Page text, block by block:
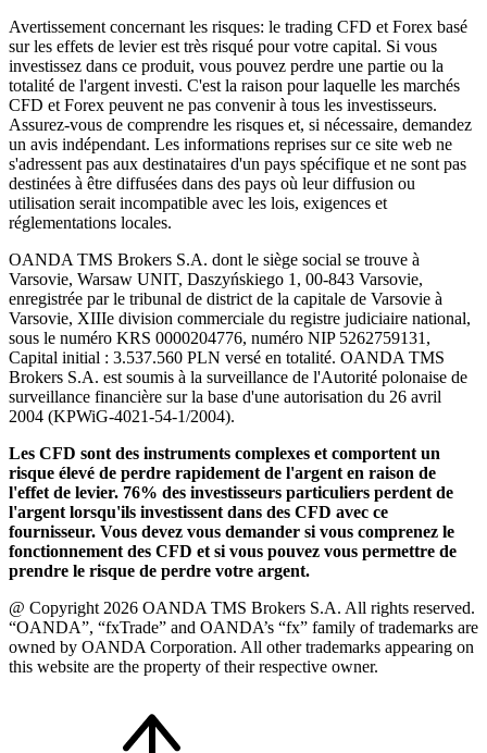
Avertissement concernant les risques: le trading CFD et Forex basé
sur les effets de levier est très risqué pour votre capital. Si vous
investissez dans ce produit, vous pouvez perdre une partie ou la
totalité de l'argent investi. C'est la raison pour laquelle les marchés
CFD et Forex peuvent ne pas convenir à tous les investisseurs.
Assurez-vous de comprendre les risques et, si nécessaire, demandez
un avis indépendant. Les informations reprises sur ce site web ne
s'adressent pas aux destinataires d'un pays spécifique et ne sont pas
destinées à être diffusées dans des pays où leur diffusion ou
utilisation serait incompatible avec les lois, exigences et
réglementations locales.
OANDA TMS Brokers S.A. dont le siège social se trouve à
Varsovie, Warsaw UNIT, Daszyńskiego 1, 00-843 Varsovie,
enregistrée par le tribunal de district de la capitale de Varsovie à
Varsovie, XIIIe division commerciale du registre judiciaire national,
sous le numéro KRS 0000204776, numéro NIP 5262759131,
Capital initial : 3.537.560 PLN versé en totalité. OANDA TMS
Brokers S.A. est soumis à la surveillance de l'Autorité polonaise de
surveillance financière sur la base d'une autorisation du 26 avril
2004 (KPWiG-4021-54-1/2004).
Les CFD sont des instruments complexes et comportent un
risque élevé de perdre rapidement de l'argent en raison de
l'effet de levier. 76% des investisseurs particuliers perdent de
l'argent lorsqu'ils investissent dans des CFD avec ce
fournisseur. Vous devez vous demander si vous comprenez le
fonctionnement des CFD et si vous pouvez vous permettre de
prendre le risque de perdre votre argent.
@ Copyright 2026 OANDA TMS Brokers S.A. All rights reserved.
“OANDA”, “fxTrade” and OANDA’s “fx” family of trademarks are
owned by OANDA Corporation. All other trademarks appearing on
this website are the property of their respective owner.